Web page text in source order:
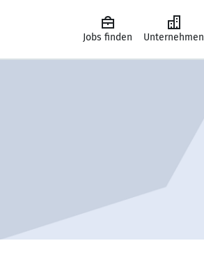
Jobs finden Unternehmen